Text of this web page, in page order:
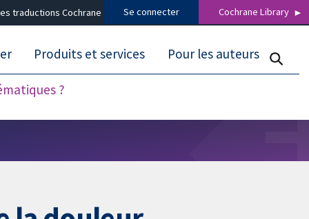
traductions Cochrane Se connecter Cochrane Library
?
Produits et services Pour les auteurs